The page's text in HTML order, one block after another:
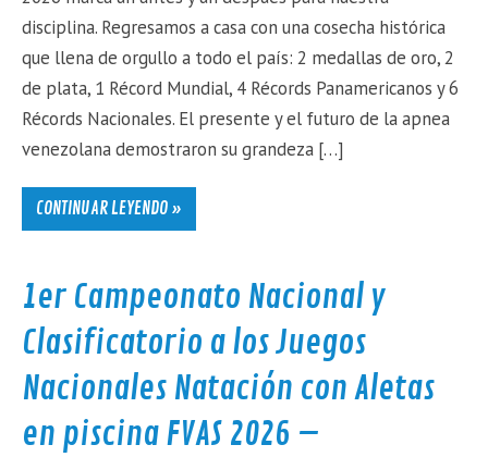
disciplina. Regresamos a casa con una cosecha histórica
que llena de orgullo a todo el país: 2 medallas de oro, 2
de plata, 1 Récord Mundial, 4 Récords Panamericanos y 6
Récords Nacionales. El presente y el futuro de la apnea
venezolana demostraron su grandeza […]
CONTINUAR LEYENDO »
1er Campeonato Nacional y
Clasificatorio a los Juegos
Nacionales Natación con Aletas
en piscina FVAS 2026 –